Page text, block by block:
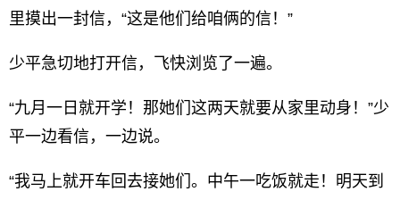
里摸出一封信，“这是他们给咱俩的信！”
少平急切地打开信，飞快浏览了一遍。
“九月一日就开学！那她们这两天就要从家里动身！”少
平一边看信，一边说。
“我马上就开车回去接她们。中午一吃饭就走！明天到